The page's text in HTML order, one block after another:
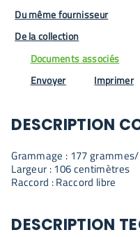
Du même fournisseur
De la collection
Documents associés
Envoyer
Imprimer
DESCRIPTION
Grammage : 177
Largeur : 106 centimètres
Raccord : Raccord libre
DESCRIPTION